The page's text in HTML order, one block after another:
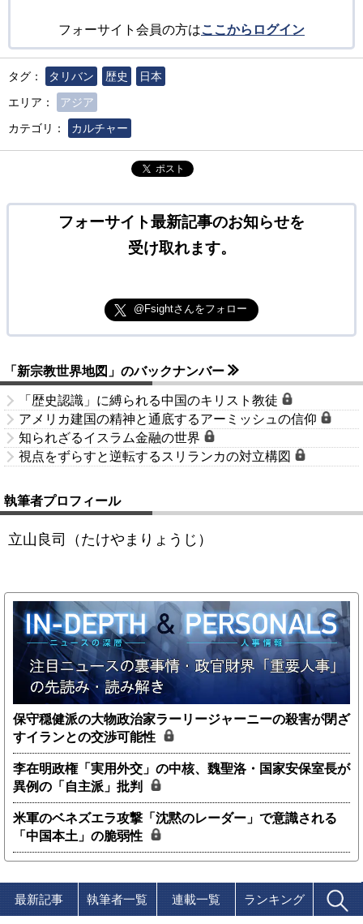
フォーサイト会員の方はここからログイン
タグ： タリバン 歴史
日本
エリア：
アジア
カテゴリ：
カルチャー
ポスト
フォーサイト最新記事のお知らせを
受け取れます。
@Fsightさんをフォロー
「新宗教世界地図」のバックナンバー
「歴史認識」に縛られる中国のキリスト教徒
アメリカ建国の精神と通底するアーミッシュの信仰
知られざるイスラム金融の世界
視点をずらすと逆転するスリランカの対立構図
執筆者プロフィール
立山良司（たけやまりょうじ）
保守穏健派の大物政治家ラーリージャーニーの殺害が閉ざ
すイランとの交渉可能性
李在明政権「実用外交」の中核、魏聖洛・国家安保室長が
異例の「自主派」批判
米軍のベネズエラ攻撃「沈黙のレーダー」で意識される
「中国本土」の脆弱性
最新記事 執筆者一覧 連載一覧 ランキング